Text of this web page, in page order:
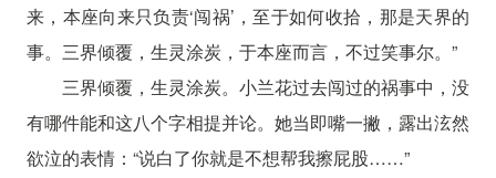
来，本座向来只负责‘闯祸’，至于如何收拾，那是天界的
事。三界倾覆，生灵涂炭，于本座而言，不过笑事尔。”
三界倾覆，生灵涂炭。小兰花过去闯过的祸事中，没
有哪件能和这八个字相提并论。她当即嘴一撇，露出泫然
欲泣的表情：“说白了你就是不想帮我擦屁股……”